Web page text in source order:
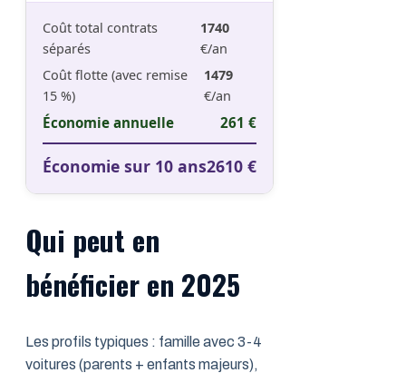
Coût total contrats
séparés
1740
€/an
Coût flotte (avec remise
15 %)
1479
€/an
Économie annuelle 261 €
Économie sur 10 ans2610 €
Qui peut en
bénéficier en 2025
Les profils typiques : famille avec 3-4
voitures (parents + enfants majeurs),